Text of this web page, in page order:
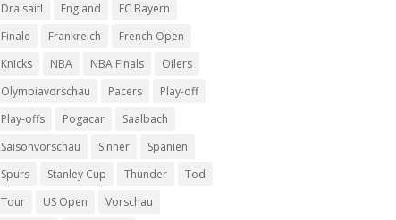
Draisaitl
England
FC Bayern
Finale
Frankreich
French Open
Knicks
NBA NBA Finals
Oilers
Olympiavorschau
Pacers
Play-off
Play-offs
Pogacar
Saalbach
Saisonvorschau
Sinner
Spanien
Spurs
Stanley Cup Thunder
Tod
Tour
US Open
Vorschau